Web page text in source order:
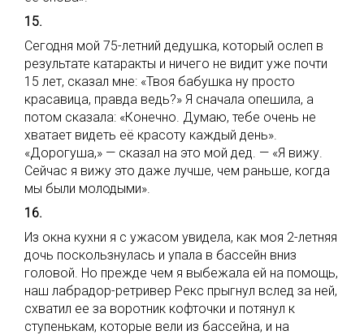
15.
Сегодня мой 75-летний дедушка, который ослеп в
результате катаракты и ничего не видит уже почти
15 лет, сказал мне: «Твоя бабушка ну просто
красавица, правда ведь?» Я сначала опешила, а
потом сказала: «Конечно. Думаю, тебе очень не
хватает видеть её красоту каждый день».
«Дорогуша,» — сказал на это мой дед. — «Я вижу.
Сейчас я вижу это даже лучше, чем раньше, когда
мы были молодыми».
16.
Из окна кухни я с ужасом увидела, как моя 2-летняя
дочь поскользнулась и упала в бассейн вниз
головой. Но прежде чем я выбежала ей на помощь,
наш лабрадор-ретривер Рекс прыгнул вслед за ней,
схватил ее за воротник кофточки и потянул к
ступенькам, которые вели из бассейна, и на